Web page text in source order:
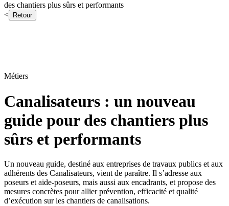
des chantiers plus sûrs et performants
<
Retour
Métiers
Canalisateurs : un nouveau
guide pour des chantiers plus
sûrs et performants
Un nouveau guide, destiné aux entreprises de travaux publics et aux
adhérents des Canalisateurs, vient de paraître. Il s’adresse aux
poseurs et aide-poseurs, mais aussi aux encadrants, et propose des
mesures concrètes pour allier prévention, efficacité et qualité
d’exécution sur les chantiers de canalisations.